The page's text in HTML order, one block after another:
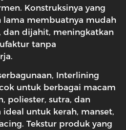
Konstruksinya yang
lama membuatnya mudah
dijahit, meningkatkan
tanpa
Interlining
untuk berbagai macam
poliester, sutra, dan
untuk kerah, manset,
Tekstur produk yang